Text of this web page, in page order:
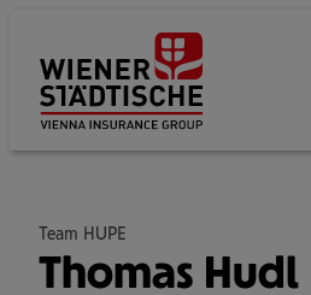
Team HUPE
Thomas Hudl